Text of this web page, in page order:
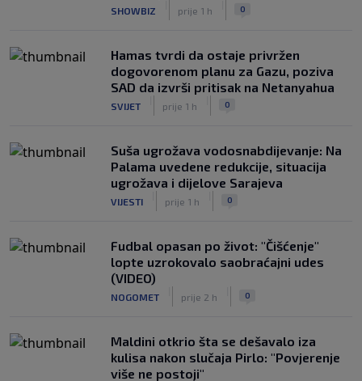
SHOWBIZ prije 1 h 0
Hamas tvrdi da ostaje privržen
dogovorenom planu za Gazu, poziva
SAD da izvrši pritisak na Netanyahua
SVIJET prije 1 h 0
Suša ugrožava vodosnabdijevanje: Na
Palama uvedene redukcije, situacija
ugrožava i dijelove Sarajeva
VIJESTI prije 1 h 0
Fudbal opasan po život: "Čišćenje"
lopte uzrokovalo saobraćajni udes
(VIDEO)
NOGOMET prije 2 h 0
Maldini otkrio šta se dešavalo iza
kulisa nakon slučaja Pirlo: "Povjerenje
više ne postoji"